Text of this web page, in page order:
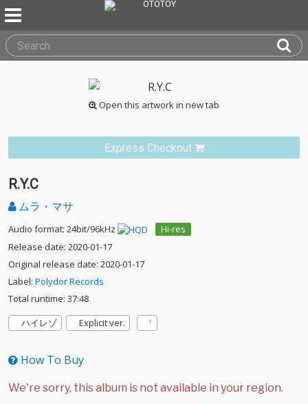
Open this artwork in new tab
Express Checkout
R.Y.C
ムラ・マサ
Audio format: 24bit/96kHz
Hi-res
Release date: 2020-01-17
Original release date: 2020-01-17
Label: Polydor Records
Total runtime: 37:48
ハイレゾ
Explicit ver.
How To Buy